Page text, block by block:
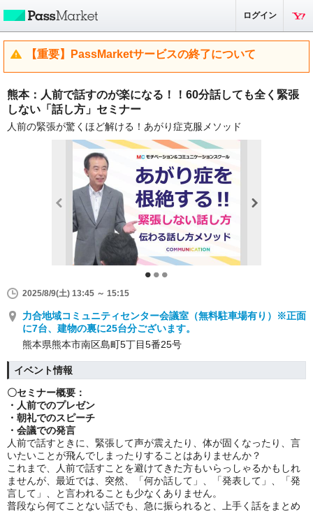
ログイン
【重要】PassMarketサービスの終了について
熊本：人前で話すのが楽になる！！60分話しても全く緊張
しない「話し方」セミナー
人前の緊張が驚くほど解ける！あがり症克服メソッド
2025/8/9(土) 13:45 ～ 15:15
力合地域コミュニティセンター会議室（無料駐車場有り）※正面
に7台、建物の裏に25台分ございます。
熊本県熊本市南区島町5丁目5番25号
イベント情報
〇セミナー概要：
・人前でのプレゼン
・朝礼でのスピーチ
・会議での発言
人前で話すときに、緊張して声が震えたり、体が固くなったり、言
いたいことが飛んでしまったりすることはありませんか？
これまで、人前で話すことを避けてきた方もいらっしゃるかもしれ
ませんが、最近では、突然、「何か話して」、「発表して」、「発
言して」、と言われることも少なくありません。
普段なら何てことない話でも、急に振られると、上手く話をまとめ